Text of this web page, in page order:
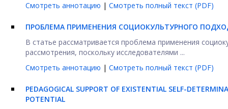
Смотреть аннотацию | Смотреть полный текст (PDF)
ПРОБЛЕМА ПРИМЕНЕНИЯ СОЦИОКУЛЬТУРНОГО
В статье рассматривается проблема применения
рассмотрения, поскольку исследователями ...
Смотреть аннотацию | Смотреть полный текст (PDF)
PEDAGOGICAL SUPPORT OF EXISTENTIAL SELF-
POTENTIAL